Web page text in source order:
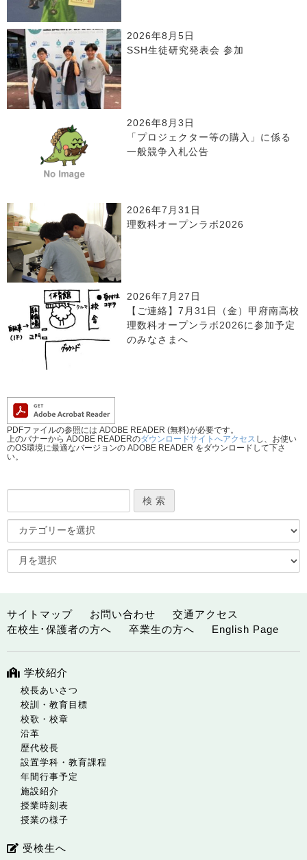
2026年8月5日
SSH生徒研究発表会 参加
2026年8月3日
「プロジェクター等の購入」に係る
一般競争入札公告
2026年7月31日
理数科オープンラボ2026
2026年7月27日
【ご連絡】7月31日（金）甲府南高校
理数科オープンラボ2026に参加予定
のみなさまへ
PDFファイルの参照には ADOBE READER (無料)が必要です。
上のバナーから ADOBE READERのダウンロードサイトへアクセス し、お使い
のOS環境に最適なバージョンの ADOBE READER をダウンロードして下さ
い。
サイトマップ お問い合わせ
交通アクセス
在校生･保護者の方へ
卒業生の方へ English Page
学校紹介
校長あいさつ
校訓・教育目標
校歌・校章
沿革
歴代校長
設置学科・教育課程
年間行事予定
施設紹介
授業時刻表
授業の様子
受検生へ